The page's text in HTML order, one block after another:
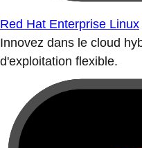
Red Hat Enterprise Linux
Innovez dans le cloud
d'exploitation flexible.